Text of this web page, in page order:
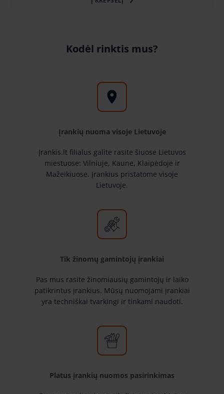
Kodėl rinktis mus?
Įrankių nuoma visoje Lietuvoje
Įrankis.lt filialus galite rasite šiuose Lietuvos
miestuose: Vilniuje, Kaune, Klaipėdoje ir
Mažeikiuose. Įrankius pristatome visoje
Lietuvoje.
Tik žinomų gamintojų įrankiai
Pas mus rasite žinomiausių gamintojų ir laiko
patikrintus įrankius. Mūsų nuomojami įrankiai
yra techniškai tvarkingi ir tinkami naudoti.
Platus įrankių nuomos pasirinkimas